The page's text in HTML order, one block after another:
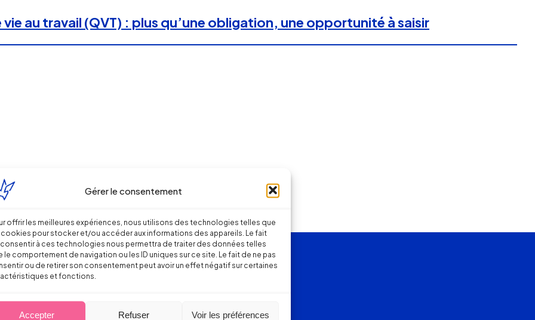
Gérer le consentement
offrir les meilleures expériences, nous utilisons des technologies telles que
cookies pour stocker et/ou accéder aux informations des appareils. Le fait
à ces technologies nous permettra de traiter des données telles
le comportement de navigation ou les ID uniques sur ce site. Le fait de ne pas
ou de retirer son consentement peut avoir un effet négatif sur certaines
et fonctions.
Accepter Refuser Voir les préférences
au travail (QVT) : plus qu’une obligation, une opportunité à saisir